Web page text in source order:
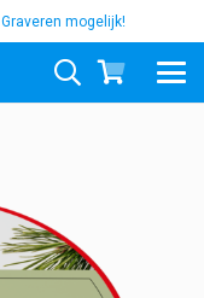
Graveren mogelijk!